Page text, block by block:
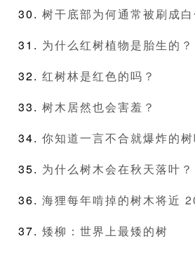
树干底部为何通常被刷成白
为什么红树植物是胎生的？
红树林是红色的吗？
树木居然也会害羞？
你知道一言不合就爆炸的树
为什么树木会在秋天落叶？
海狸每年啃掉的树木将近
矮柳：世界上最矮的树